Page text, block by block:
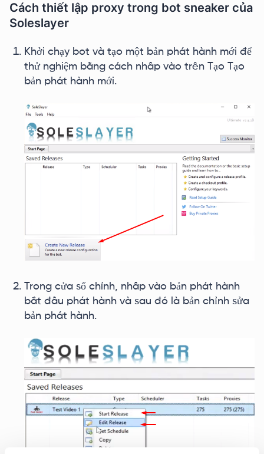
Cách thiết lập proxy trong bot sneaker của
Soleslayer
Khởi chạy bot và tạo một bản phát hành mới để
thử nghiệm bằng cách nhấp vào trên Tạo Tạo
bản phát hành mới.
Trong cửa sổ chính, nhấp vào bản phát hành
bắt đầu phát hành và sau đó là bản chỉnh sửa
bản phát hành.